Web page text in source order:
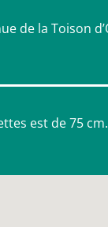
de la Toison
est de 75